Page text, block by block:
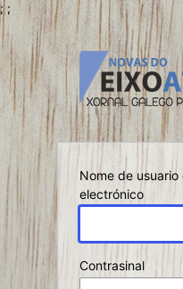
; ;
Iniciar
sesión
Nome de
electrónico
Contrasinal